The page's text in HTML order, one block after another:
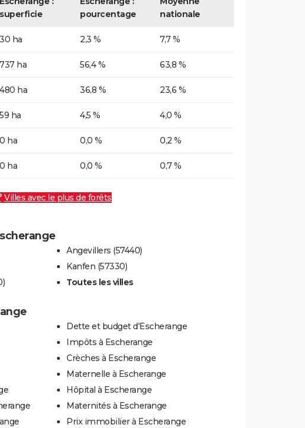
superficie
pourcentage
nationale
30 ha 2,3 % 7,7 %
737 ha 56,4 % 63,8 %
480 ha 36,8 % 23,6 %
59 ha 4,5 % 4,0 %
0 ha 0,0 % 0,2 %
0 ha 0,0 % 0,7 %
Villes avec le plus de forêts
Angevillers (57440)
Kanfen (57330)
Toutes les villes
Dette et budget d'Escherange
Impôts à Escherange
Crèches à Escherange
Maternelle à Escherange
Hôpital à Escherange
Maternités à Escherange
Prix immobilier à Escherange